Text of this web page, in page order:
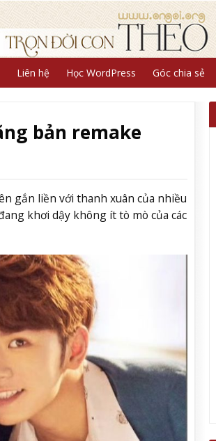
Liên hệ Học WordPress Góc chia sẻ
bản remake
gắn liền với thanh xuân của nhiều
khơi dậy không ít tò mò của các